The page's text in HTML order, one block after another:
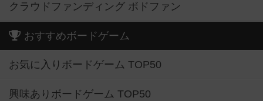
クラウドファンディング ボドファン
おすすめボードゲーム
お気に入りボードゲーム TOP50
興味ありボードゲーム TOP50